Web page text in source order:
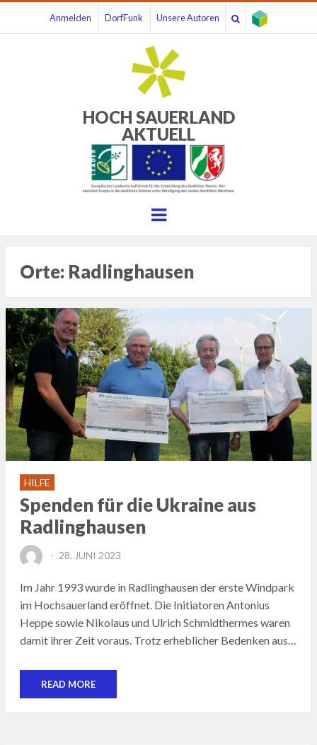
Anmelden DorfFunk Unsere Autoren
HOCH SAUERLAND
AKTUELL
Menu
Orte: Radlinghausen
HILFE
Spenden für die Ukraine aus
Radlinghausen
POSTED
28. JUNI 2023
Im Jahr 1993 wurde in Radlinghausen der erste Windpark
im Hochsauerland eröffnet. Die Initiatoren Antonius
Heppe sowie Nikolaus und Ulrich Schmidthermes waren
damit ihrer Zeit voraus. Trotz erheblicher Bedenken aus…
READ MORE